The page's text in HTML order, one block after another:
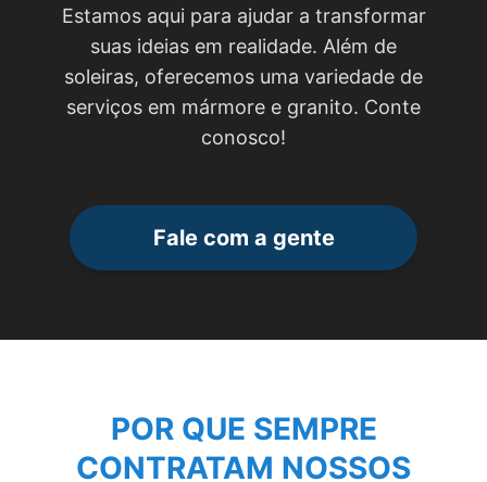
Estamos aqui para ajudar a transformar
suas ideias em realidade. Além de
soleiras, oferecemos uma variedade de
serviços em mármore e granito. Conte
conosco!
Fale com a gente
POR QUE SEMPRE
CONTRATAM NOSSOS